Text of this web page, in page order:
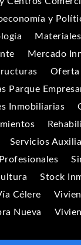
y
Mercado
Oferta
Parque
Inmobiliarias
Servicios
Stock
Célere
Nueva